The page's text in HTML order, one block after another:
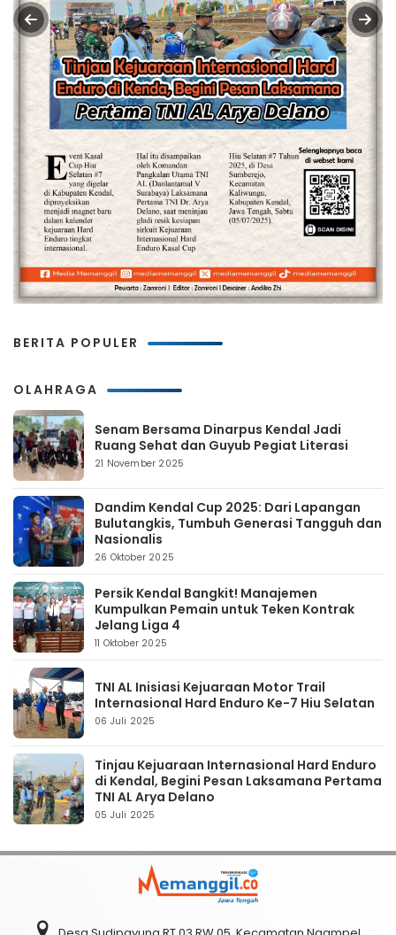
BERITA POPULER
OLAHRAGA
Senam Bersama Dinarpus Kendal Jadi
Ruang Sehat dan Guyub Pegiat Literasi
21 November 2025
Dandim Kendal Cup 2025: Dari Lapangan
Bulutangkis, Tumbuh Generasi Tangguh dan
Nasionalis
26 Oktober 2025
Persik Kendal Bangkit! Manajemen
Kumpulkan Pemain untuk Teken Kontrak
Jelang Liga 4
11 Oktober 2025
TNI AL Inisiasi Kejuaraan Motor Trail
Internasional Hard Enduro Ke-7 Hiu Selatan
06 Juli 2025
Tinjau Kejuaraan Internasional Hard Enduro
di Kendal, Begini Pesan Laksamana Pertama
TNI AL Arya Delano
05 Juli 2025